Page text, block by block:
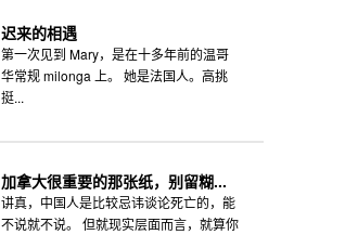
迟来的相遇
第一次见到 Mary，是在十多年前的温哥
华常规 milonga 上。 她是法国人。高挑
挺...
加拿大很重要的那张纸，别留糊...
讲真，中国人是比较忌讳谈论死亡的，能
不说就不说。 但就现实层面而言，就算你